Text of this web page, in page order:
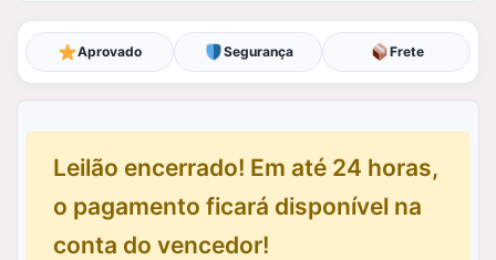
Aprovado Segurança Frete
Leilão encerrado! Em até 24 horas,
o pagamento ficará disponível na
conta do vencedor!